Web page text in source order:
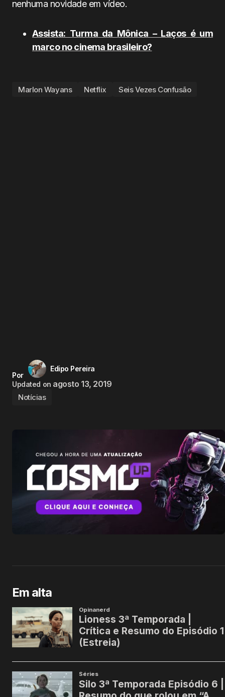
nenhuma novidade em vídeo.
Assista: Turma da Mônica – Laços é um
marco no cinema brasileiro?
Marlon Wayans Netflix Seis Vezes Confusão
Por
Edipo Pereira
Updated on agosto 13, 2019
Notícias
Em alta